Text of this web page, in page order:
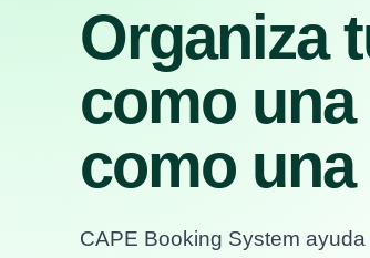
Organiza
como
como
CAPE Booking System